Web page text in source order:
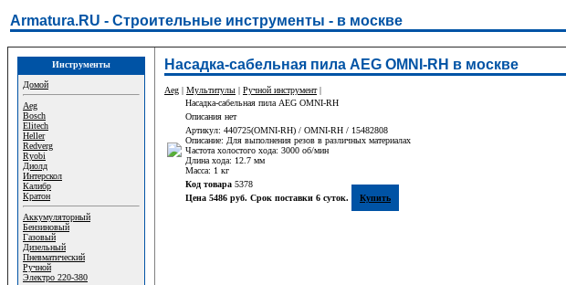
Armatura.RU - Строительные инструменты - в москве
Инструменты
Домой
Aeg
Bosch
Elitech
Heller
Redverg
Ryobi
Диолд
Интерскол
Калибр
Кратон
Аккумуляторный
Бензиновый
Газовый
Дизельный
Пневматический
Ручной
Электро 220-380
Насадка-сабельная пила AEG OMNI-RH в москве
Aeg | Мультитулы | Ручной инструмент|
Насадка-сабельная пила AEG OMNI-RH
Описания нет
Артикул: 440725(OMNI-RH) / OMNI-RH / 15482808
Описание: Для выполнения резов в различных материалах
Частота холостого хода: 3000 об/мин
Длина хода: 12.7 мм
Масса: 1 кг
Код товара 5378
Цена 5486 руб. Срок поставки 6 суток.
Купить